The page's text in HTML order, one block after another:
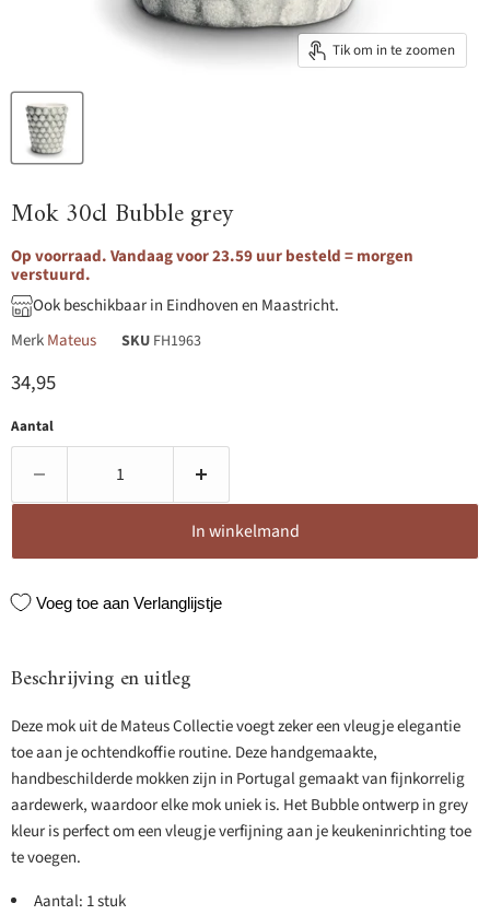
Tik om in te zoomen
Mok 30cl Bubble grey
Op voorraad. Vandaag voor 23.59 uur besteld = morgen
verstuurd.
Ook beschikbaar in Eindhoven en Maastricht.
MerkMateus SKU FH1963
Huidige prijs
34,95
Aantal
In winkelmand
Voeg toe aan Verlanglijstje
Beschrijving en uitleg
Deze mok uit de Mateus Collectie voegt zeker een vleugje elegantie
toe aan je ochtendkoffie routine. Deze handgemaakte,
handbeschilderde mokken zijn in Portugal gemaakt van fijnkorrelig
aardewerk, waardoor elke mok uniek is. Het Bubble ontwerp in grey
kleur is perfect om een vleugje verfijning aan je keukeninrichting toe
te voegen.
Aantal: 1 stuk